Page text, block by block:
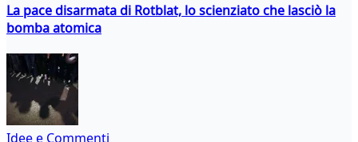
La pace disarmata di Rotblat, lo scienziato che lasciò la
bomba atomica
Idee e Commenti